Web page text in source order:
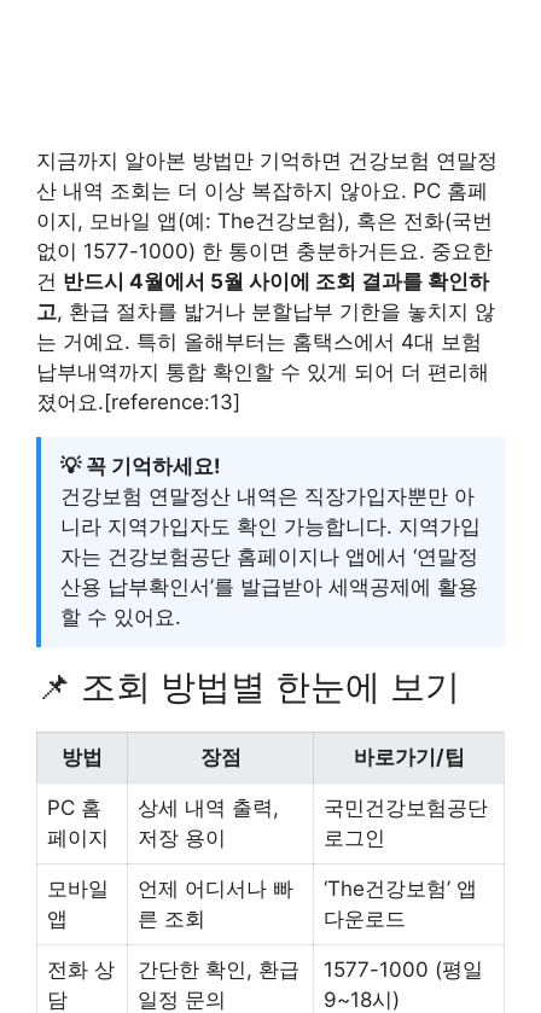
지금까지 알아본 방법만 기억하면 건강보험 연말정
산 내역 조회는 더 이상 복잡하지 않아요. PC 홈페
이지, 모바일 앱(예: The건강보험), 혹은 전화(국번
없이 1577-1000) 한 통이면 충분하거든요. 중요한
건 반드시 4월에서 5월 사이에 조회 결과를 확인하
고, 환급 절차를 밟거나 분할납부 기한을 놓치지 않
는 거예요. 특히 올해부터는 홈택스에서 4대 보험
납부내역까지 통합 확인할 수 있게 되어 더 편리해
졌어요.[reference:13]
💡 꼭 기억하세요!
건강보험 연말정산 내역은 직장가입자뿐만 아
니라 지역가입자도 확인 가능합니다. 지역가입
자는 건강보험공단 홈페이지나 앱에서 ‘연말정
산용 납부확인서’를 발급받아 세액공제에 활용
할 수 있어요.
📌 조회 방법별 한눈에 보기
방법 장점 바로가기/팁
PC 홈
페이지
상세 내역 출력,
저장 용이
국민건강보험공단
로그인
모바일
앱
언제 어디서나 빠
른 조회
‘The건강보험’ 앱
다운로드
전화 상
담
간단한 확인, 환급
일정 문의
1577-1000 (평일
9~18시)